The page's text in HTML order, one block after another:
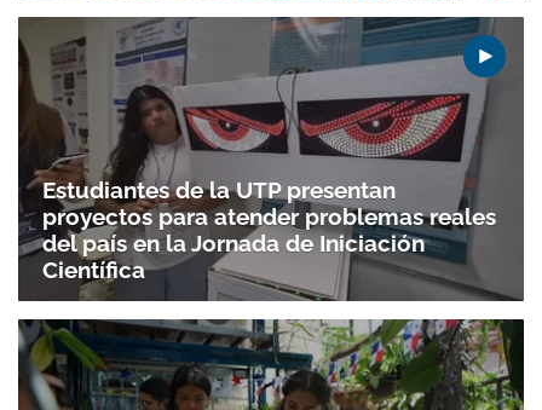
Estudiantes de la UTP presentan
proyectos para atender problemas reales
del país en la Jornada de Iniciación
Científica